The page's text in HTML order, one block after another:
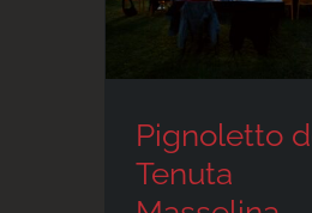
Pignoletto
Tenuta